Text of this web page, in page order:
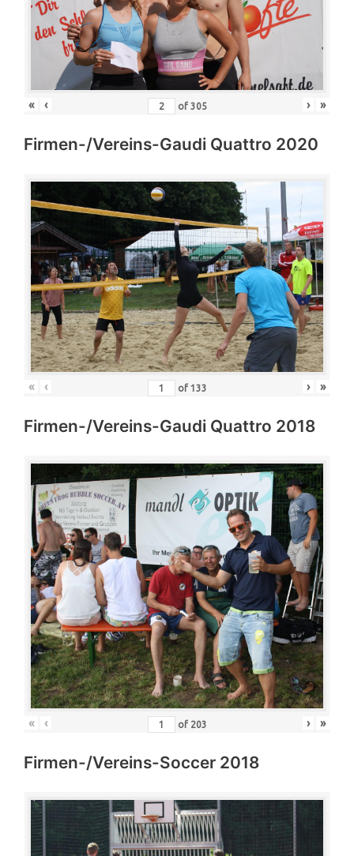
« ‹ of 305 › »
Firmen-/Vereins-Gaudi Quattro 2020
« ‹ of 133 › »
Firmen-/Vereins-Gaudi Quattro 2018
« ‹ of 203 › »
Firmen-/Vereins-Soccer 2018